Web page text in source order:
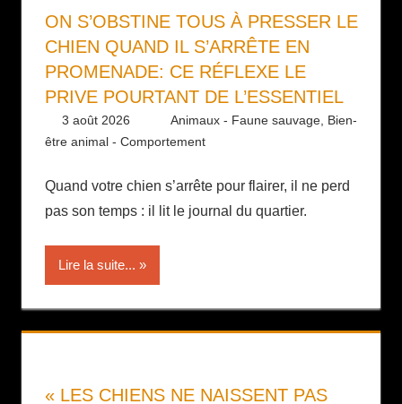
ON S’OBSTINE TOUS À PRESSER LE
CHIEN QUAND IL S’ARRÊTE EN
PROMENADE: CE RÉFLEXE LE
PRIVE POURTANT DE L’ESSENTIEL
3 août 2026 Daniel
Animaux - Faune sauvage, Bien-
être animal - Comportement
Quand votre chien s’arrête pour flairer, il ne perd
pas son temps : il lit le journal du quartier.
Lire la suite...
« LES CHIENS NE NAISSENT PAS